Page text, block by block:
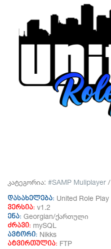
კატეგორია: SAMP Muliplayer /
დასახელება: United Role Play
ვერსია: v1.2
ენა: Georgian/ქართული
ძრავი: mySQL
ავტორი: Nikks
ატვირთულია: FTP